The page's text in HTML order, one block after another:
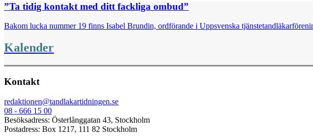
”Ta tidig kontakt med ditt fackliga ombud”
Bakom lucka nummer 19 finns Isabel Brundin, ordförande i Uppsvenska
Kalender
Kontakt
redaktionen@tandlakartidningen.se
08 - 666 15 00
Besöksadress: Österlånggatan 43, Stockholm
Postadress: Box 1217, 111 82 Stockholm